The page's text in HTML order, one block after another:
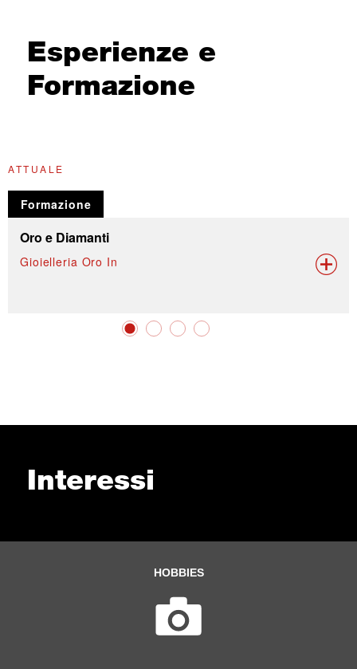
Esperienze e
Formazione
ATTUALE
Formazione
Oro e Diamanti
Gioielleria Oro In
Interessi
HOBBIES